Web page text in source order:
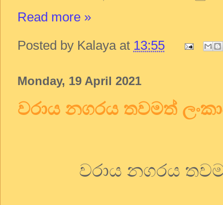
Read more »
Posted by Kalaya at 13:55
Monday, 19 April 2021
වරාය නගරය තවමත්
වරාය නගරය